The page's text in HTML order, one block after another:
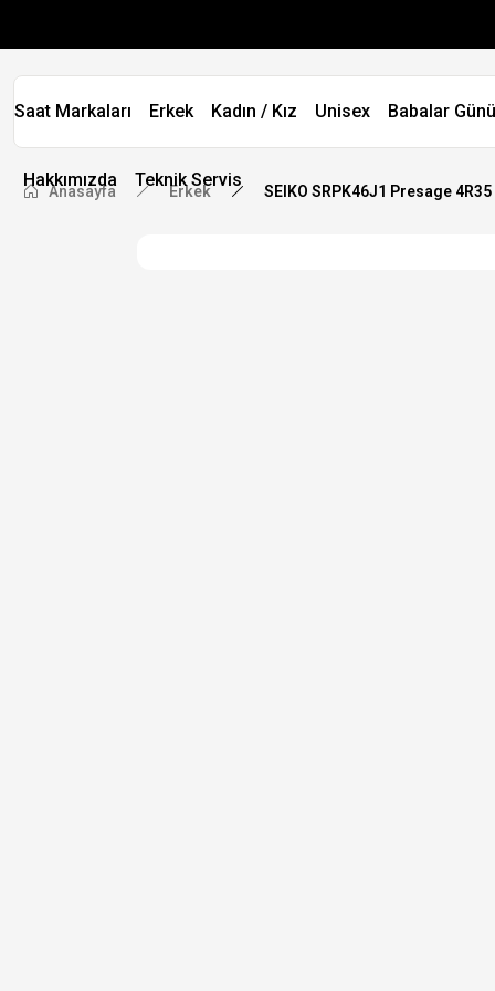
Saat Markaları Erkek Kadın / Kız Unisex Babalar
Hakkımızda Teknik Servis
Anasayfa Erkek SEIKO SRPK46J1 Presage